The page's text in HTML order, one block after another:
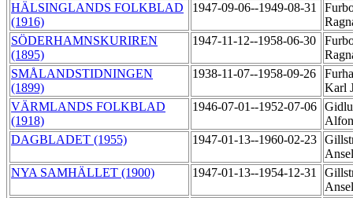
HÄLSINGLANDS FOLKBLAD
(1916)
1947-09-06--1949-08-31
SÖDERHAMNSKURIREN
(1895)
1947-11-12--1958-06-30
SMÅLANDSTIDNINGEN
(1899)
1938-11-07--1958-09-26
Karl
VÄRMLANDS FOLKBLAD
(1918)
1946-07-01--1952-07-06
DAGBLADET (1955)
1947-01-13--1960-02-23
NYA SAMHÄLLET (1900)
1947-01-13--1954-12-31